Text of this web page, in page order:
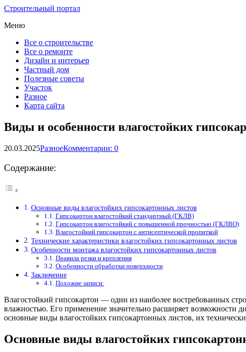
Строительный портал
Меню
Все о строительстве
Все о ремонте
Дизайн и интерьер
Частный дом
Полезные советы
Участок
Разное
Карта сайта
Виды и особенности влагостойких
20.03.2025РазноеКомментарии: 0
Содержание:
Основные виды влагостойких гипсокартонных листов
Гипсокартон влагостойкий стандартный (ГКЛВ)
Гипсокартон влагостойкий с повышенной прочностью (ГКЛВО)
Влагостойкий гипсокартон с антисептической пропиткой
Технические характеристики влагостойких гипсокартонных листов
Особенности монтажа влагостойких гипсокартонных листов
Правила резки и крепления
Особенности обработки поверхности
Заключение
Похожие записи:
Влагостойкий гипсокартон — один из наиболее востребованных
влажностью. Его применение значительно расширяет возможности
основные виды влагостойких гипсокартонных листов, их
Основные виды влагостойких